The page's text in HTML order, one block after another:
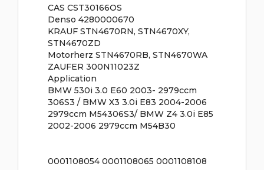
CAS CST30166OS
Denso 4280000670
KRAUF STN4670RN, STN4670XY,
STN4670ZD
Motorherz STN4670RB, STN4670WA
ZAUFER 300N11023Z
Application
BMW 530i 3.0 E60 2003- 2979ccm
306S3 / BMW X3 3.0i E83 2004-2006
2979ccm M54306S3/ BMW Z4 3.0i E85
2002-2006 2979ccm M54B30
0001108054 0001108065 0001108108